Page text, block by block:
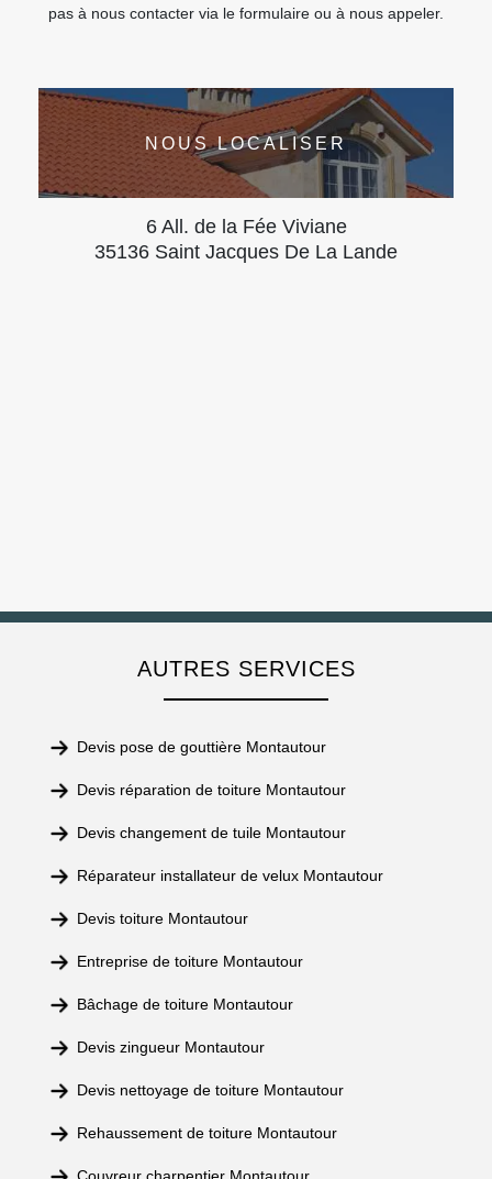
pas à nous contacter via le formulaire ou à nous appeler.
NOUS LOCALISER
6 All. de la Fée Viviane
35136 Saint Jacques De La Lande
AUTRES SERVICES
Devis pose de gouttière Montautour
Devis réparation de toiture Montautour
Devis changement de tuile Montautour
Réparateur installateur de velux Montautour
Devis toiture Montautour
Entreprise de toiture Montautour
Bâchage de toiture Montautour
Devis zingueur Montautour
Devis nettoyage de toiture Montautour
Rehaussement de toiture Montautour